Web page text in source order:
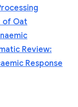
of Oat
Review:
Response